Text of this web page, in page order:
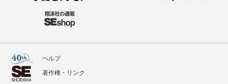
ヘルプ
著作権・リンク